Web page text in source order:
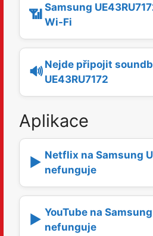
📶 Samsung
Wi-Fi
🔊 Nejde připojit
UE43RU7172
Aplikace
▶️ Netflix na Samsung
nefunguje
▶️ YouTube na
nefunguje